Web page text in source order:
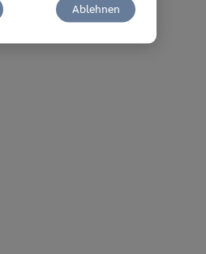
Ablehnen